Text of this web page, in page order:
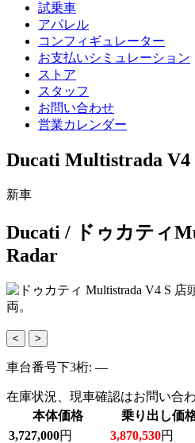
試乗車
アパレル
コンフィギュレーター
お支払いシミュレーション
ストア
スタッフ
お問い合わせ
営業カレンダー
Ducati Multistrada V4
新車
Ducati / ドゥカティ
Radar
< >
車台番号下3桁: ―
在庫状況、現車確認はお問い合
本体価格
乗り出し価
3,727,000円 3,870,530円